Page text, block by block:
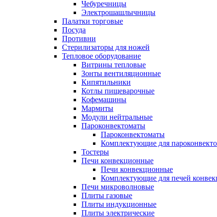
Чебуречницы
Электрошашлычницы
Палатки торговые
Посуда
Противни
Стерилизаторы для ножей
Тепловое оборудование
Витрины тепловые
Зонты вентиляционные
Кипятильники
Котлы пищеварочные
Кофемашины
Мармиты
Модули нейтральные
Пароконвектоматы
Пароконвектоматы
Комплектующие для
Тостеры
Печи конвекционные
Печи конвекционные
Комплектующие для печей
Печи микроволновые
Плиты газовые
Плиты индукционные
Плиты электрические